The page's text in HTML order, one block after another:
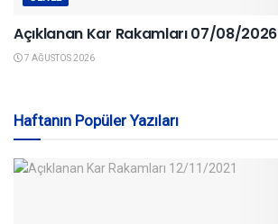
Açıklanan Kar Rakamları 07/08/2026
7 AĞUSTOS 2026
Haftanın Popüler Yazıları